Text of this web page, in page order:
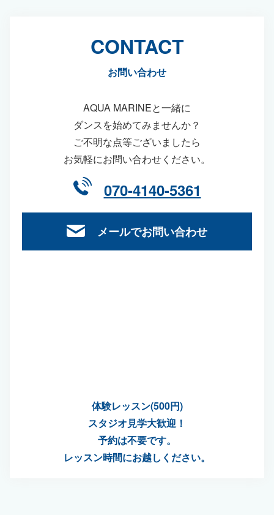
CONTACT
お問い合わせ
AQUA MARINEと一緒に
ダンスを始めてみませんか？
ご不明な点等ございましたら
お気軽にお問い合わせください。
070-4140-5361
メールでお問い合わせ
体験レッスン(500円)
スタジオ見学大歓迎！
予約は不要です。
レッスン時間にお越しください。